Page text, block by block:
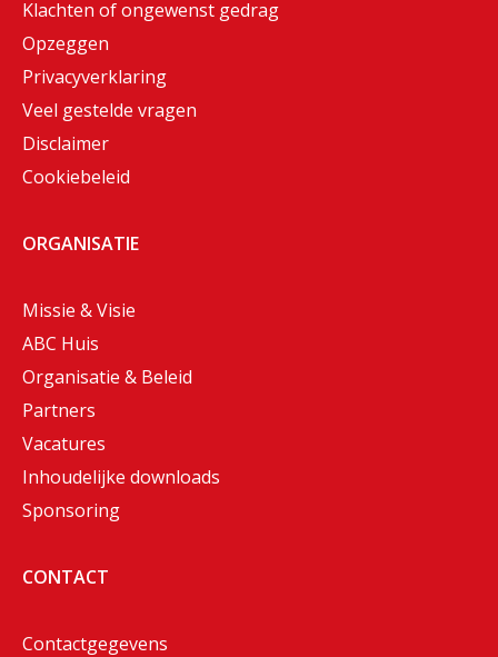
Klachten of ongewenst gedrag
Opzeggen
Privacyverklaring
Veel gestelde vragen
Disclaimer
Cookiebeleid
ORGANISATIE
Missie & Visie
ABC Huis
Organisatie & Beleid
Partners
Vacatures
Inhoudelijke downloads
Sponsoring
CONTACT
Contactgegevens